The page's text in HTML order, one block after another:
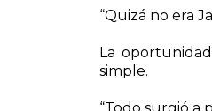
“Quizá no era
La
simple.